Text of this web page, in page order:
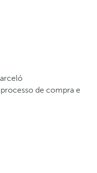
de compra e